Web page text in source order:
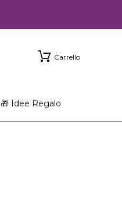
Carrello
🎁 Idee Regalo